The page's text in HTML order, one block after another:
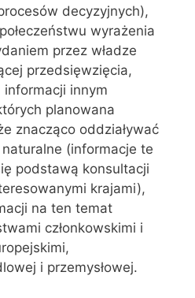
decyzyjnych),
wyrażenia
przez władze
przedsięwzięcia,
innym
planowana
znacząco oddziaływać
(informacje te
podstawą konsultacji
krajami),
na ten temat
członkowskimi i
i przemysłowej.